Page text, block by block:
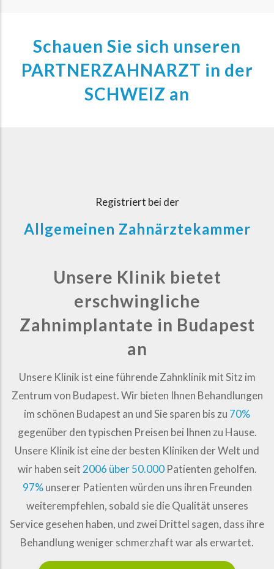
Schauen Sie sich unseren
PARTNERZAHNARZT in der
SCHWEIZ an
Registriert bei der
Allgemeinen Zahnärztekammer
Unsere Klinik bietet
erschwingliche
Zahnimplantate in Budapest
an
Unsere Klinik ist eine führende Zahnklinik mit Sitz im
Zentrum von Budapest. Wir bieten Ihnen Behandlungen
im schönen Budapest an und Sie sparen bis zu 70%
gegenüber den typischen Preisen bei Ihnen zu Hause.
Unsere Klinik ist eine der besten Kliniken der Welt und
wir haben seit2006 über 50.000Patienten geholfen.
97%unserer Patienten würden uns ihren Freunden
weiterempfehlen, sobald sie die Qualität unseres
Service gesehen haben, und zwei Drittel sagen, dass ihre
Behandlung weniger schmerzhaft war als erwartet.